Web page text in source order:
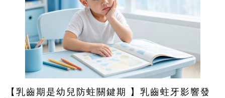
【乳齒期是幼兒防蛀關鍵期 】乳齒蛀牙影響發